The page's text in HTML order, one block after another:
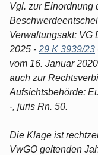
Vgl. zur Einordnung
Verwaltungsakt: VG
2025 - 29 K 3939/23
vom 16. Januar
auch zur
Aufsichtsbehörde:
-, juris Rn. 50.
Die Klage ist
VwGO geltenden